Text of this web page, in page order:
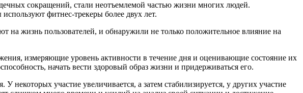
сокращений, стали неотъемлемой частью жизни многих людей.
фитнес-трекеры более двух лет.
на жизнь пользователей, и обнаружили не только положительное влияние на
измеряющие уровень активности в течение дня и оценивающие состояние их
начать вести здоровый образ жизни и придерживаться его.
некоторых участие увеличивается, а затем стабилизируется, у других участие